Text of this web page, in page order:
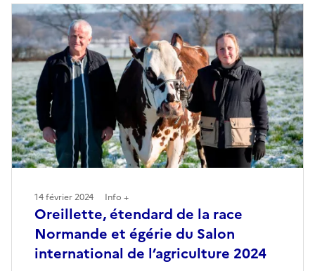
Oreillette, étendard de la race
Normande et égérie du Salon
international de l’agriculture 2024
14 février 2024 Info +